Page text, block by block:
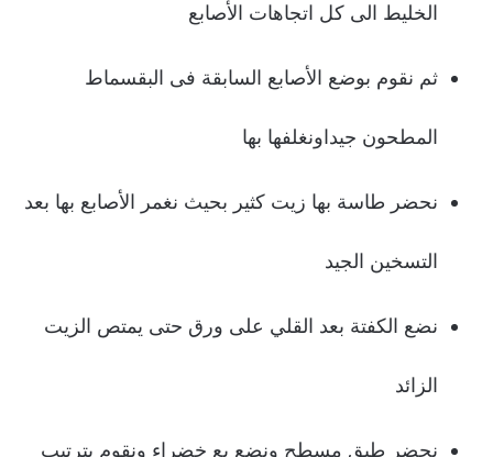
الخلیط الى كل اتجاهات الأصابع
ثم نقوم بوضع الأصابع السابقة فى البقسماط
المطحون جیداونغلفها بها
نحضر طاسة بها زیت كثیر بحیث نغمر الأصابع بها بعد
التسخین الجید
نضع الكفتة بعد القلي على ورق حتى یمتص الزیت
الزائد
نحضر طبق مسطح ونضع بع خضراء ونقوم بترتیب